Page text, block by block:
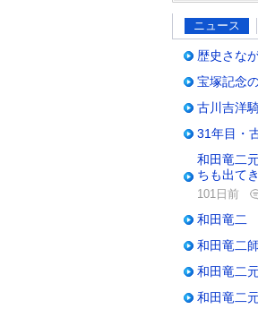
ニュース
歴史さな
宝塚記念
古川吉洋
31年目・
和田竜二
ちも出てき
101日前
和田竜二
和田竜二
和田竜二
和田竜二